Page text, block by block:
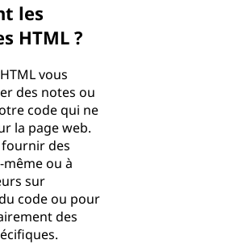
les
HTML ?
vous
des notes ou
code qui ne
la page web.
des
ou à
sur
code ou pour
des